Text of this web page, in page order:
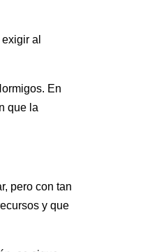
al
En
que la
pero con tan
y que